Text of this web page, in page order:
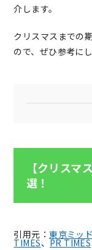
介します。
クリスマスまでの
ので、ぜひ参考に
【クリス
選！
引用元：東京ミッ
TIMES、PR TIMES